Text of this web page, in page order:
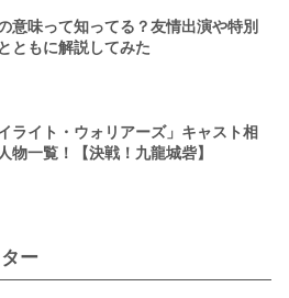
意味って知ってる？友情出演や特別
ともに解説してみた
ライト・ウォリアーズ」キャスト相
物一覧！【決戦！九龍城砦】
ー